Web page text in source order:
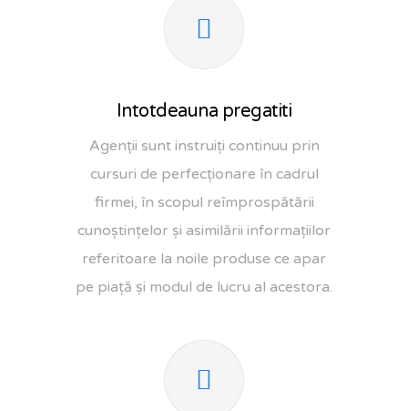
Intotdeauna pregatiti
Agenții sunt instruiți continuu prin
cursuri de perfecționare în cadrul
firmei, în scopul reîmprospătării
cunoștințelor și asimilării informațiilor
referitoare la noile produse ce apar
pe piață și modul de lucru al acestora.